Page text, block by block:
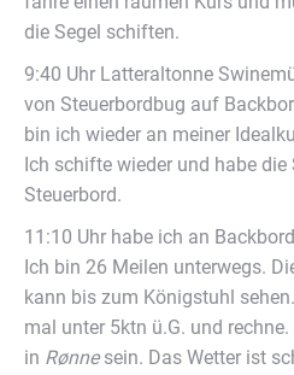
die Segel schiften.
9:40 Uhr Latteraltonne
von Steuerbordbug auf
bin ich wieder an meiner
Ich schifte wieder und habe
Steuerbord.
11:10 Uhr habe ich an
Ich bin 26 Meilen unterwegs.
kann bis zum Königstuhl
mal unter 5ktn ü.G. und
in Rønnesein. Das Wetter ist